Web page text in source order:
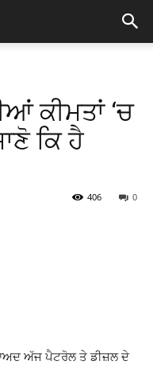
ਕੀਮਤਾਂ ‘ਚ
ਕਿ ਹੈ
0
406
ਅੱਜ ਪੈਟਰੋਲ ਤੇ ਡੀਜ਼ਲ ਦੇ